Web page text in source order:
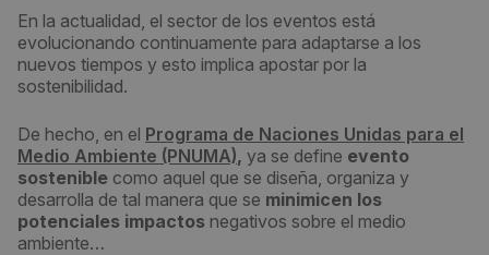
En la actualidad, el sector de los eventos está
evolucionando continuamente para adaptarse a los
nuevos tiempos y esto implica apostar por la
sostenibilidad.
De hecho, en el Programa de Naciones Unidas para el
Medio Ambiente (PNUMA), ya se define evento
sostenible como aquel que se diseña, organiza y
desarrolla de tal manera que se minimicen los
potenciales impactos negativos sobre el medio
ambiente…